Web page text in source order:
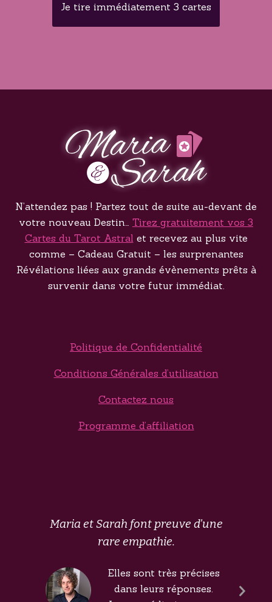
Je tire immédiatement 3 cartes
N’attendez pas ! Partez tout de suite au-devant de
votre nouveau Destin… Tirez gratuitement vos 3
Cartes du Tarot Astral et recevez au plus vite
comme – Cadeau Gratuit – les surprenantes
Révélations liées aux grands évènements prêts à
survenir dans votre futur immédiat.
Politique de Confidentialité
Conditions Générales d’utilisation
Contactez nous
Programme d’affiliation
Maria et Sarah font preuve d’une
rare empathie.
Elles sont très précises
dans leurs réponses.